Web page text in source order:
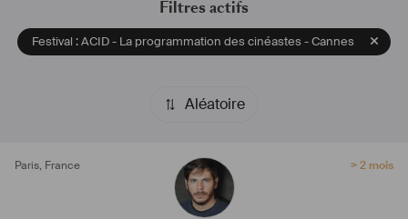
Filtres actifs
Festival : ACID - La programmation des cinéastes - Cannes
Aléatoire
Paris, France > 2 mois